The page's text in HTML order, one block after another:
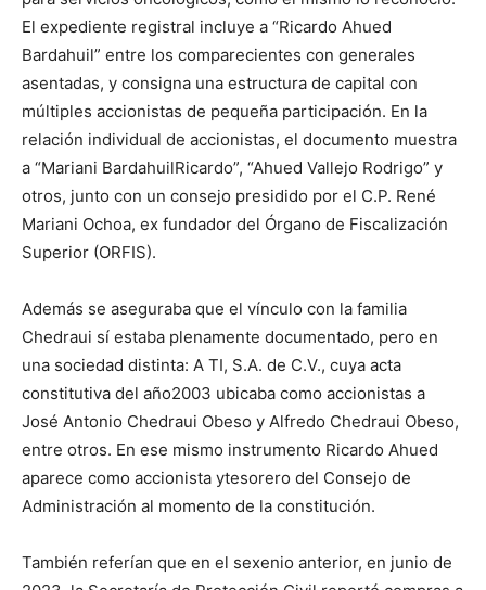
El expediente registral incluye a “Ricardo Ahued
Bardahuil” entre los comparecientes con generales
asentadas, y consigna una estructura de capital con
múltiples accionistas de pequeña participación. En la
relación individual de accionistas, el documento muestra
a “Mariani BardahuilRicardo”, “Ahued Vallejo Rodrigo” y
otros, junto con un consejo presidido por el C.P. René
Mariani Ochoa, ex fundador del Órgano de Fiscalización
Superior (ORFIS).
Además se aseguraba que el vínculo con la familia
Chedraui sí estaba plenamente documentado, pero en
una sociedad distinta: A TI, S.A. de C.V., cuya acta
constitutiva del año2003 ubicaba como accionistas a
José Antonio Chedraui Obeso y Alfredo Chedraui Obeso,
entre otros. En ese mismo instrumento Ricardo Ahued
aparece como accionista ytesorero del Consejo de
Administración al momento de la constitución.
También referían que en el sexenio anterior, en junio de